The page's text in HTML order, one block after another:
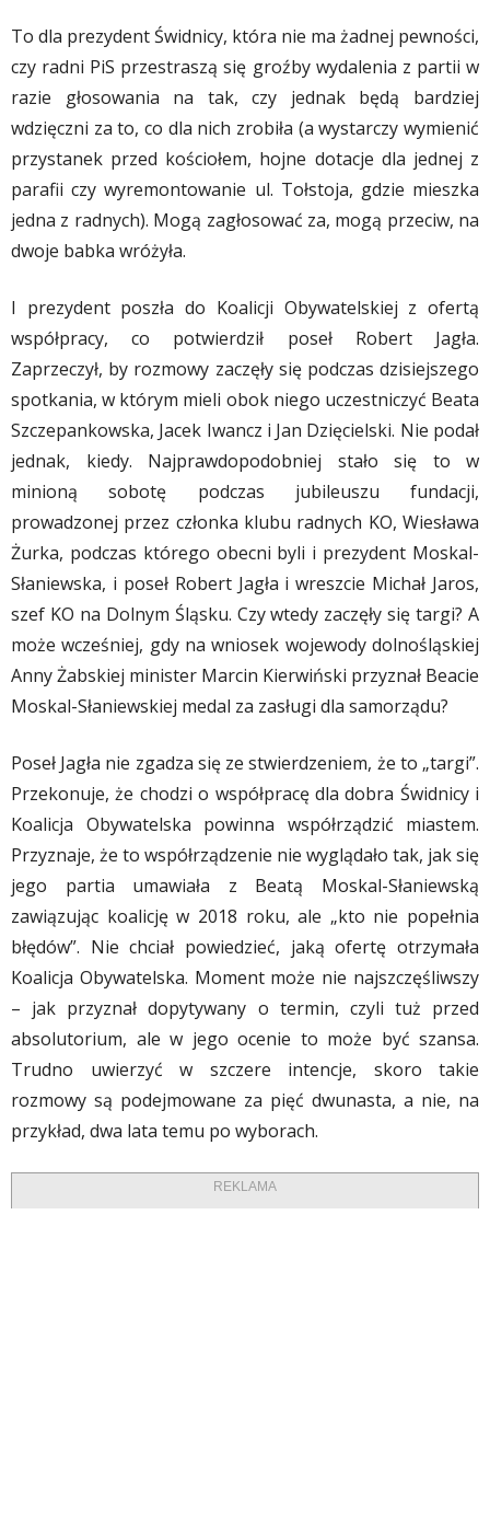
To dla prezydent Świdnicy, która nie ma żadnej pewności,
czy radni PiS przestraszą się groźby wydalenia z partii w
razie głosowania na tak, czy jednak będą bardziej
wdzięczni za to, co dla nich zrobiła (a wystarczy wymienić
przystanek przed kościołem, hojne dotacje dla jednej z
parafii czy wyremontowanie ul. Tołstoja, gdzie mieszka
jedna z radnych). Mogą zagłosować za, mogą przeciw, na
dwoje babka wróżyła.
I prezydent poszła do Koalicji Obywatelskiej z ofertą
współpracy, co potwierdził poseł Robert Jagła.
Zaprzeczył, by rozmowy zaczęły się podczas dzisiejszego
spotkania, w którym mieli obok niego uczestniczyć Beata
Szczepankowska, Jacek Iwancz i Jan Dzięcielski. Nie podał
jednak, kiedy. Najprawdopodobniej stało się to w
minioną sobotę podczas jubileuszu fundacji,
prowadzonej przez członka klubu radnych KO, Wiesława
Żurka, podczas którego obecni byli i prezydent Moskal-
Słaniewska, i poseł Robert Jagła i wreszcie Michał Jaros,
szef KO na Dolnym Śląsku. Czy wtedy zaczęły się targi? A
może wcześniej, gdy na wniosek wojewody dolnośląskiej
Anny Żabskiej minister Marcin Kierwiński przyznał Beacie
Moskal-Słaniewskiej medal za zasługi dla samorządu?
Poseł Jagła nie zgadza się ze stwierdzeniem, że to „targi”.
Przekonuje, że chodzi o współpracę dla dobra Świdnicy i
Koalicja Obywatelska powinna współrządzić miastem.
Przyznaje, że to współrządzenie nie wyglądało tak, jak się
jego partia umawiała z Beatą Moskal-Słaniewską
zawiązując koalicję w 2018 roku, ale „kto nie popełnia
błędów”. Nie chciał powiedzieć, jaką ofertę otrzymała
Koalicja Obywatelska. Moment może nie najszczęśliwszy
– jak przyznał dopytywany o termin, czyli tuż przed
absolutorium, ale w jego ocenie to może być szansa.
Trudno uwierzyć w szczere intencje, skoro takie
rozmowy są podejmowane za pięć dwunasta, a nie, na
przykład, dwa lata temu po wyborach.
REKLAMA